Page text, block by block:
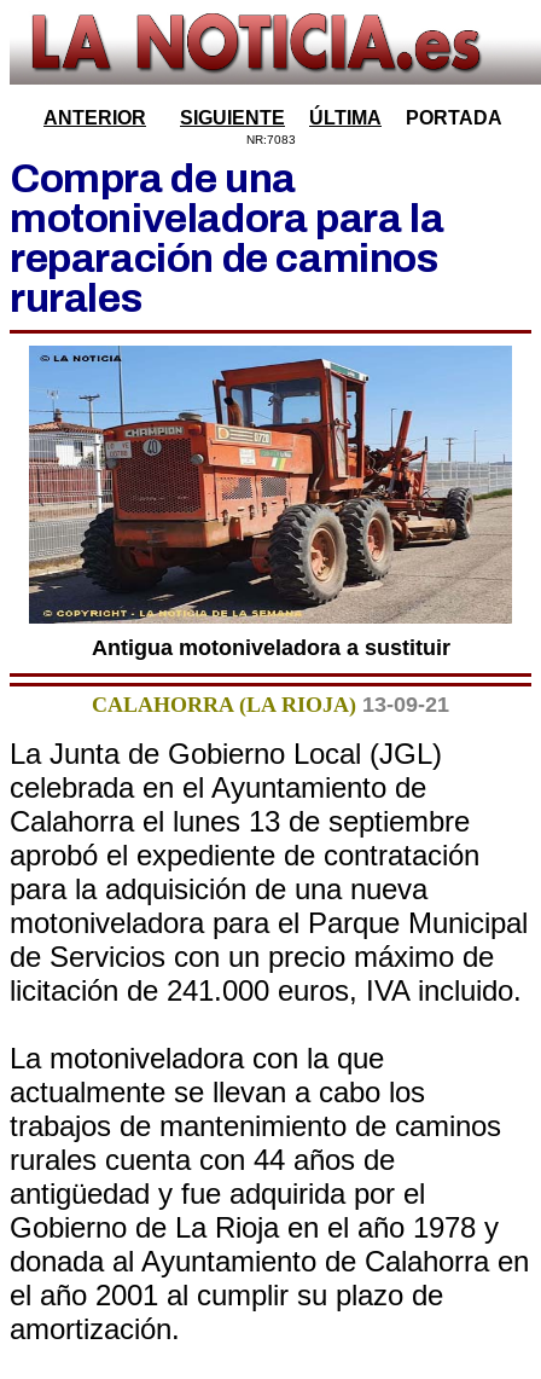
ANTERIOR SIGUIENTE ÚLTIMA PORTADA
NR:7083
Compra de una
motoniveladora para la
reparación de caminos
rurales
Antigua motoniveladora a sustituir
CALAHORRA (LA RIOJA) 13-09-21
La Junta de Gobierno Local (JGL)
celebrada en el Ayuntamiento de
Calahorra el lunes 13 de septiembre
aprobó el expediente de contratación
para la adquisición de una nueva
motoniveladora para el Parque Municipal
de Servicios con un precio máximo de
licitación de 241.000 euros, IVA incluido.
La motoniveladora con la que
actualmente se llevan a cabo los
trabajos de mantenimiento de caminos
rurales cuenta con 44 años de
antigüedad y fue adquirida por el
Gobierno de La Rioja en el año 1978 y
donada al Ayuntamiento de Calahorra en
el año 2001 al cumplir su plazo de
amortización.